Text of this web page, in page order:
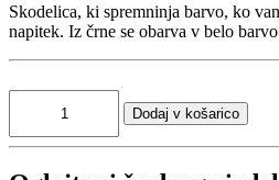
Skodelica, ki spremninja barvo, ko
napitek. Iz črne se obarva v belo